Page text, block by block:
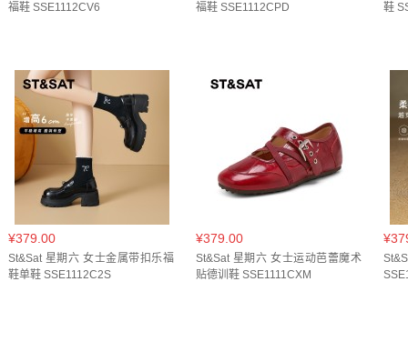
福鞋 SSE1112CV6
福鞋 SSE1112CPD
鞋
¥379.00
St&Sat 星期六 女士金属带扣乐福
鞋单鞋 SSE1112C2S
¥379.00
St&Sat 星期六 女士运动芭蕾魔术
贴德训鞋 SSE1111CXM